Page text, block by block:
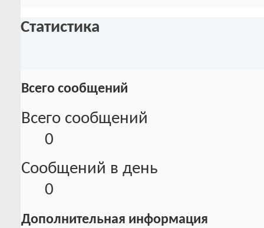
Статистика
Всего сообщений
Всего сообщений
0
Сообщений в день
0
Дополнительная информация